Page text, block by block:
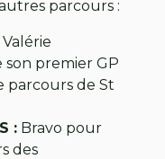
parcours :
premier GP
parcours de St
: Bravo pour
des
Certaines
du temps et des
mais
jour.